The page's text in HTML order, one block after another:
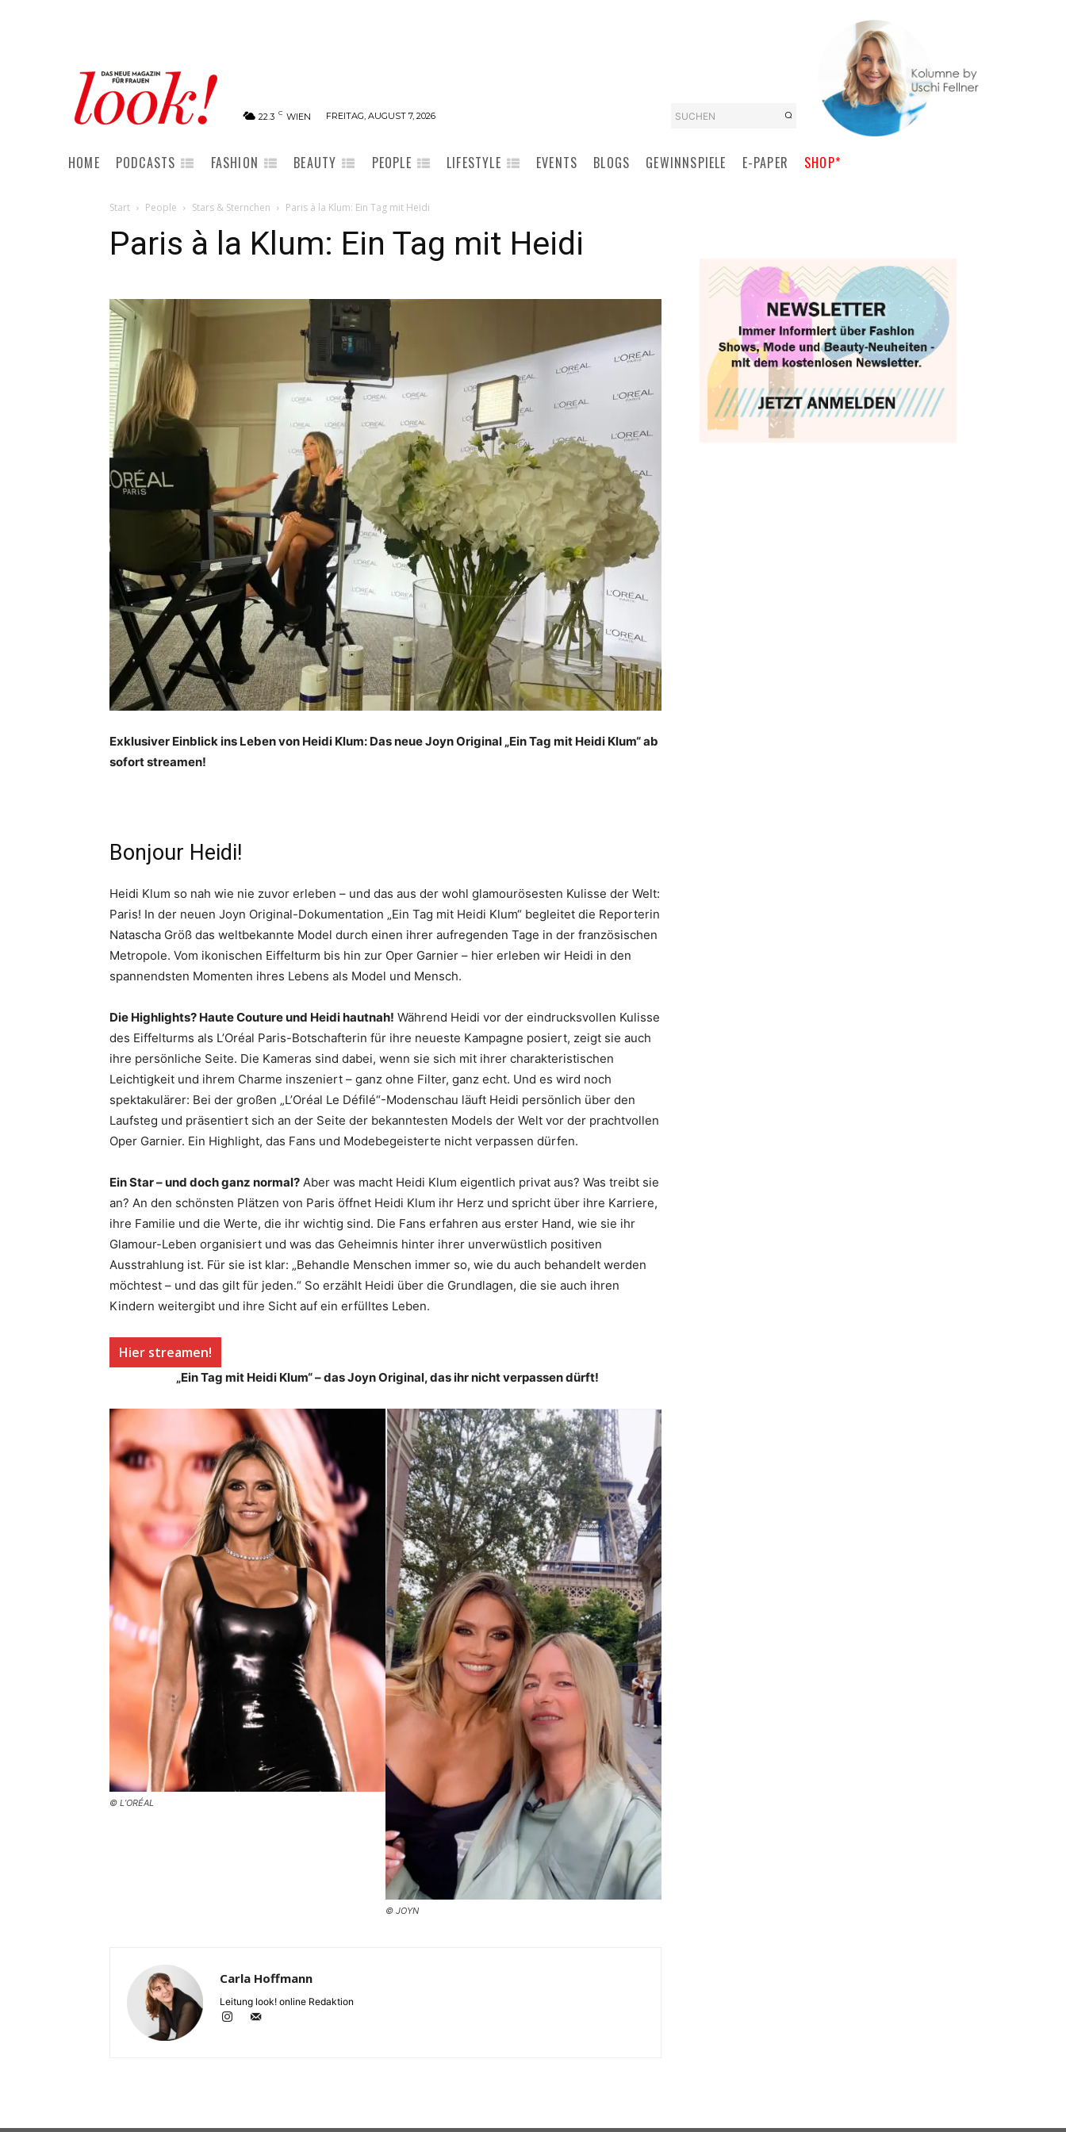
22.3 C WIEN FREITAG, AUGUST 7, 2026 SUCHEN
HOME PODCASTS FASHION BEAUTY PEOPLE LIFESTYLE EVENTS BLOGS GEWINNSPIELE E-PAPER SHOP*
Start People Stars & Sternchen Paris à la Klum: Ein Tag mit Heidi
Paris à la Klum: Ein Tag mit Heidi
Exklusiver Einblick ins Leben von Heidi Klum: Das neue Joyn Original „Ein Tag mit Heidi Klum“ ab
sofort streamen!
Bonjour Heidi!
Heidi Klum so nah wie nie zuvor erleben – und das aus der wohl glamourösesten Kulisse der Welt:
Paris! In der neuen Joyn Original-Dokumentation „Ein Tag mit Heidi Klum“ begleitet die Reporterin
Natascha Größ das weltbekannte Model durch einen ihrer aufregenden Tage in der französischen
Metropole. Vom ikonischen Eiffelturm bis hin zur Oper Garnier – hier erleben wir Heidi in den
spannendsten Momenten ihres Lebens als Model und Mensch.
Die Highlights? Haute Couture und Heidi hautnah! Während Heidi vor der eindrucksvollen Kulisse
des Eiffelturms als L’Oréal Paris-Botschafterin für ihre neueste Kampagne posiert, zeigt sie auch
ihre persönliche Seite. Die Kameras sind dabei, wenn sie sich mit ihrer charakteristischen
Leichtigkeit und ihrem Charme inszeniert – ganz ohne Filter, ganz echt. Und es wird noch
spektakulärer: Bei der großen „L’Oréal Le Défilé“-Modenschau läuft Heidi persönlich über den
Laufsteg und präsentiert sich an der Seite der bekanntesten Models der Welt vor der prachtvollen
Oper Garnier. Ein Highlight, das Fans und Modebegeisterte nicht verpassen dürfen.
Ein Star – und doch ganz normal? Aber was macht Heidi Klum eigentlich privat aus? Was treibt sie
an? An den schönsten Plätzen von Paris öffnet Heidi Klum ihr Herz und spricht über ihre Karriere,
ihre Familie und die Werte, die ihr wichtig sind. Die Fans erfahren aus erster Hand, wie sie ihr
Glamour-Leben organisiert und was das Geheimnis hinter ihrer unverwüstlich positiven
Ausstrahlung ist. Für sie ist klar: „Behandle Menschen immer so, wie du auch behandelt werden
möchtest – und das gilt für jeden.“ So erzählt Heidi über die Grundlagen, die sie auch ihren
Kindern weitergibt und ihre Sicht auf ein erfülltes Leben.
Hier streamen!
„Ein Tag mit Heidi Klum“ – das Joyn Original, das ihr nicht verpassen dürft!
© L’ORÉAL
© JOYN
Carla Hoffmann
Leitung look! online Redaktion